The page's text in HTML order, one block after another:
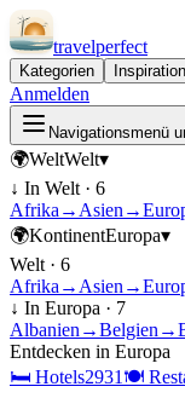
travelperfect
Kategorien Inspiration
Anmelden
Navigationsmenü
🌍WeltWelt▾
↓ In Welt · 6
Afrika → Asien →
🌍KontinentEuropa▾
Welt · 6
Afrika → Asien →
↓ In Europa · 7
Albanien →Belgien →
Entdecken in Europa
🛏 Hotels2931 🍽